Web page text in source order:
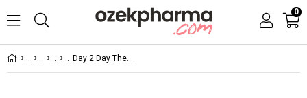
0
Day 2 Day The Collagen Beauty Intense 30 Saşe